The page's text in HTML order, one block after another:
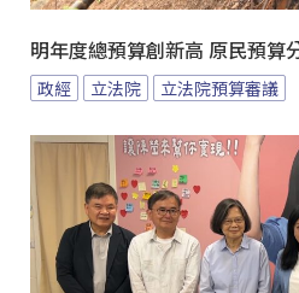
明年度總預算創新高 原民預算
政經 立法院 立法院預算審議